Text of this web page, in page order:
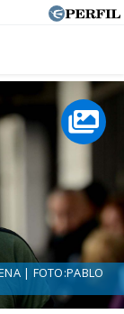
| FOTO:PABLO